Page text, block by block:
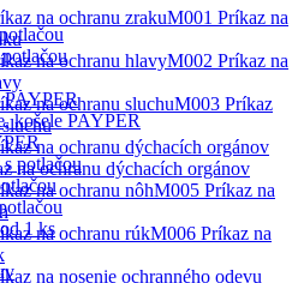
PAYPER
košele PAYPER
potlačou
1 ks
M001 Príkaz na
M002 Príkaz na
M003 Príkaz
na ochranu dýchacích orgánov
M005 Príkaz na
M006 Príkaz na